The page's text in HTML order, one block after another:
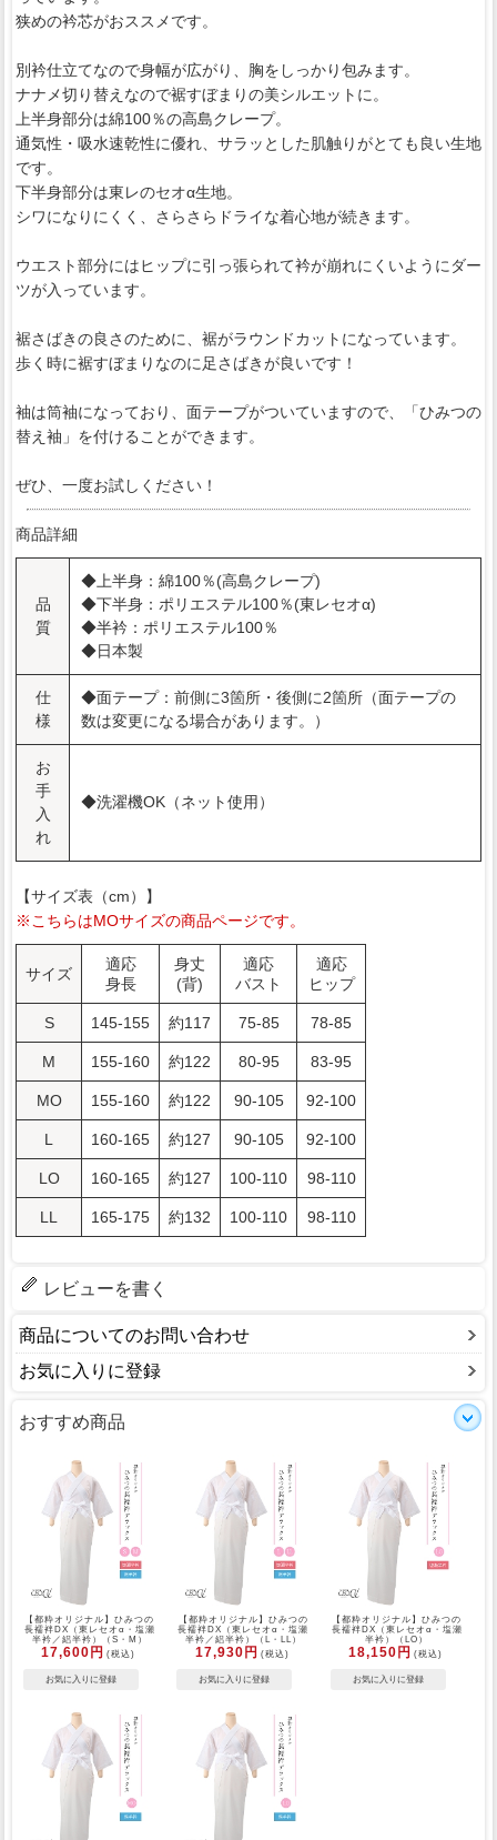
狭めの衿芯がおススメです。
別衿仕立てなので身幅が広がり、胸をしっかり包みます。
ナナメ切り替えなので裾すぼまりの美シルエットに。
上半身部分は綿100％の高島クレープ。
通気性・吸水速乾性に優れ、サラッとした肌触りがとても良い生地
です。
下半身部分は東レのセオα生地。
シワになりにくく、さらさらドライな着心地が続きます。
ウエスト部分にはヒップに引っ張られて衿が崩れにくいようにダー
ツが入っています。
裾さばきの良さのために、裾がラウンドカットになっています。
歩く時に裾すぼまりなのに足さばきが良いです！
袖は筒袖になっており、面テープがついていますので、
「ひみつの
替え袖」 を付けることができます。
ぜひ、一度お試しください！
商品詳細
品
質
◆上半身：綿100％(高島クレープ)
◆下半身：ポリエステル100％(東レセオα)
◆半衿：ポリエステル100％
◆日本製
仕
様
◆面テープ：前側に3箇所・後側に2箇所（面テープの
数は変更になる場合があります。）
お
手
入
れ
◆洗濯機OK（ネット使用）
【サイズ表（cm）】
※こちらはMOサイズの商品ページです。
サイズ
適応
身長
身丈
(背)
適応
バスト
適応
ヒップ
S 145-155 約117 75-85 78-85
M 155-160 約122 80-95 83-95
MO 155-160 約122 90-105 92-100
L 160-165 約127 90-105 92-100
LO 160-165 約127 100-110 98-110
LL 165-175 約132 100-110 98-110
レビューを書く
商品についてのお問い合わせ
お気に入りに登録
おすすめ商品
【都粋オリジナル】ひみつの
長襦袢DX（東レセオα・塩瀬
半衿／絽半衿）（S・M）
17,600円 (税込)
【都粋オリジナル】ひみつの
長襦袢DX（東レセオα・塩瀬
半衿／絽半衿）（L・LL）
17,930円 (税込)
【都粋オリジナル】ひみつの
長襦袢DX（東レセオα・塩瀬
半衿）（LO）
18,150円 (税込)